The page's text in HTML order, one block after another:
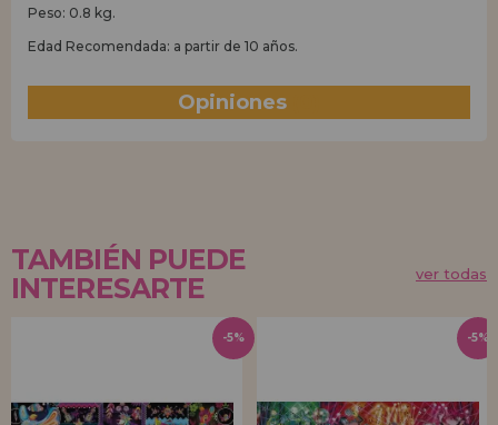
Peso: 0.8 kg.
Edad Recomendada: a partir de 10 años.
Opiniones
TAMBIÉN PUEDE
INTERESARTE
ver todas
-5% -5%